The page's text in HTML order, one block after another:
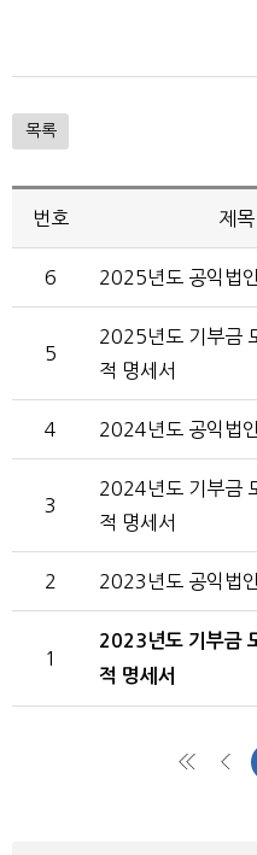
목록
번호 제목
6 2025년도 공익법
5
2025년도 기부금
적 명세서
4 2024년도 공익법
3
2024년도 기부금
적 명세서
2 2023년도 공익법
1
2023년도 기부금
적 명세서